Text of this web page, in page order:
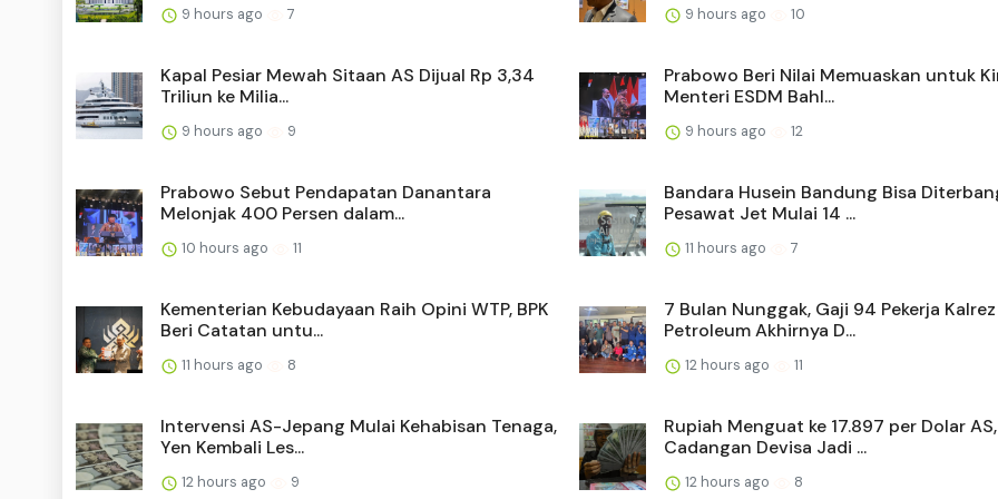
9 hours ago 7 9 hours ago 10
Kapal Pesiar Mewah Sitaan AS Dijual Rp 3,34
Triliun ke Milia...
9 hours ago 9
Prabowo Beri Nilai Memuaskan untuk
Menteri ESDM Bahl...
9 hours ago 12
Prabowo Sebut Pendapatan Danantara
Melonjak 400 Persen dalam...
10 hours ago 11
Bandara Husein Bandung Bisa
Pesawat Jet Mulai 14 ...
11 hours ago 7
Kementerian Kebudayaan Raih Opini WTP, BPK
Beri Catatan untu...
11 hours ago 8
7 Bulan Nunggak, Gaji 94 Pekerja Kalrez
Petroleum Akhirnya D...
12 hours ago 11
Intervensi AS-Jepang Mulai Kehabisan Tenaga,
Yen Kembali Les...
12 hours ago 9
Rupiah Menguat ke 17.897 per Dolar AS,
Cadangan Devisa Jadi ...
12 hours ago 8